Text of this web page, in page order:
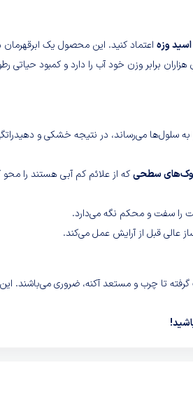
وزه اعتماد کنید. این محصول یک ابرقهرمان
برابر وزن خود آب را دارد و کمبود حیاتی
به سلول‌ها می‌رساند، در نتیجه خشکی و
سطحیکه از علائم کم آبی هستند را محو
را سفت و محکم نگه می‌دارد.
عالی قبل از آرایش عمل می‌کند.
تا چرب و مستعد آکنه، ضروری می‌باشند.